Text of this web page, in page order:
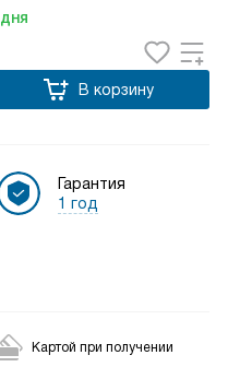
дня
В корзину
Гарантия
1 год
Картой при получении